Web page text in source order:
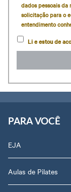
dados pessoais da
solicitação para o
entendimento
Li e estou de
PARA VOCÊ
EJA
Aulas de Pilates